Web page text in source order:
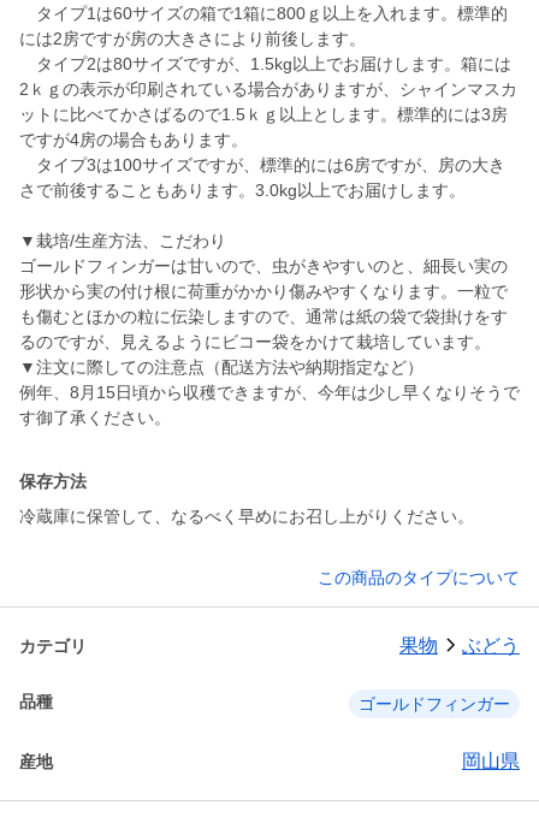
タイプ1は60サイズの箱で1箱に800ｇ以上を入れます。標準的
には2房ですが房の大きさにより前後します。
タイプ2は80サイズですが、1.5kg以上でお届けします。箱には
2ｋｇの表示が印刷されている場合がありますが、シャインマスカ
ットに比べてかさばるので1.5ｋｇ以上とします。標準的には3房
ですが4房の場合もあります。
タイプ3は100サイズですが、標準的には6房ですが、房の大き
さで前後することもあります。3.0kg以上でお届けします。
▼栽培/生産方法、こだわり
ゴールドフィンガーは甘いので、虫がきやすいのと、細長い実の
形状から実の付け根に荷重がかかり傷みやすくなります。一粒で
も傷むとほかの粒に伝染しますので、通常は紙の袋で袋掛けをす
るのですが、見えるようにビコー袋をかけて栽培しています。
▼注文に際しての注意点（配送方法や納期指定など）
例年、8月15日頃から収穫できますが、今年は少し早くなりそうで
す御了承ください。
保存方法
冷蔵庫に保管して、なるべく早めにお召し上がりください。
この商品のタイプについて
カテゴリ 果物 ぶどう
品種 ゴールドフィンガー
産地 岡山県